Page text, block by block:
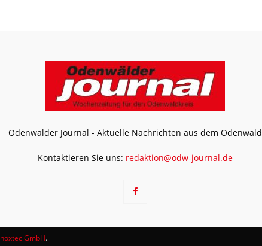
Odenwälder Journal - Aktuelle Nachrichten aus dem Odenwald
Kontaktieren Sie uns: redaktion@odw-journal.de
noxtec GmbH.